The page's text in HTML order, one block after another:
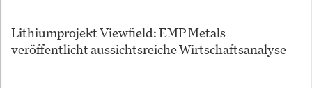
Lithiumprojekt Viewfield: EMP Metals
veröffentlicht aussichtsreiche Wirtschaftsanalyse